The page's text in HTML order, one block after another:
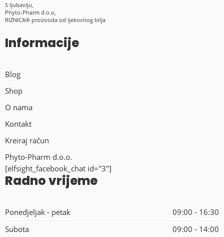
S ljubavlju,
Phyto-Pharm d.o.o,
RIZNICA® proizvoda od ljekovitog bilja
Informacije
Blog
Shop
O nama
Kontakt
Kreiraj račun
Phyto-Pharm d.o.o.
[elfsight_facebook_chat id="3"]
Radno vrijeme
Ponedjeljak - petak
09:00 - 16:30
Subota
09:00 - 14:00